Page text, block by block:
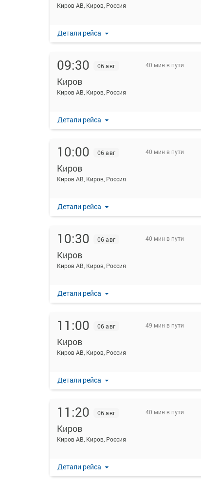
Киров АВ, Киров, Россия
Детали рейса
09:30 06 авг 40 мин в пути
Киров
Киров АВ, Киров, Россия
Детали рейса
10:00 06 авг 40 мин в пути
Киров
Киров АВ, Киров, Россия
Детали рейса
10:30 06 авг 40 мин в пути
Киров
Киров АВ, Киров, Россия
Детали рейса
11:00 06 авг 49 мин в пути
Киров
Киров АВ, Киров, Россия
Детали рейса
11:20 06 авг 40 мин в пути
Киров
Киров АВ, Киров, Россия
Детали рейса